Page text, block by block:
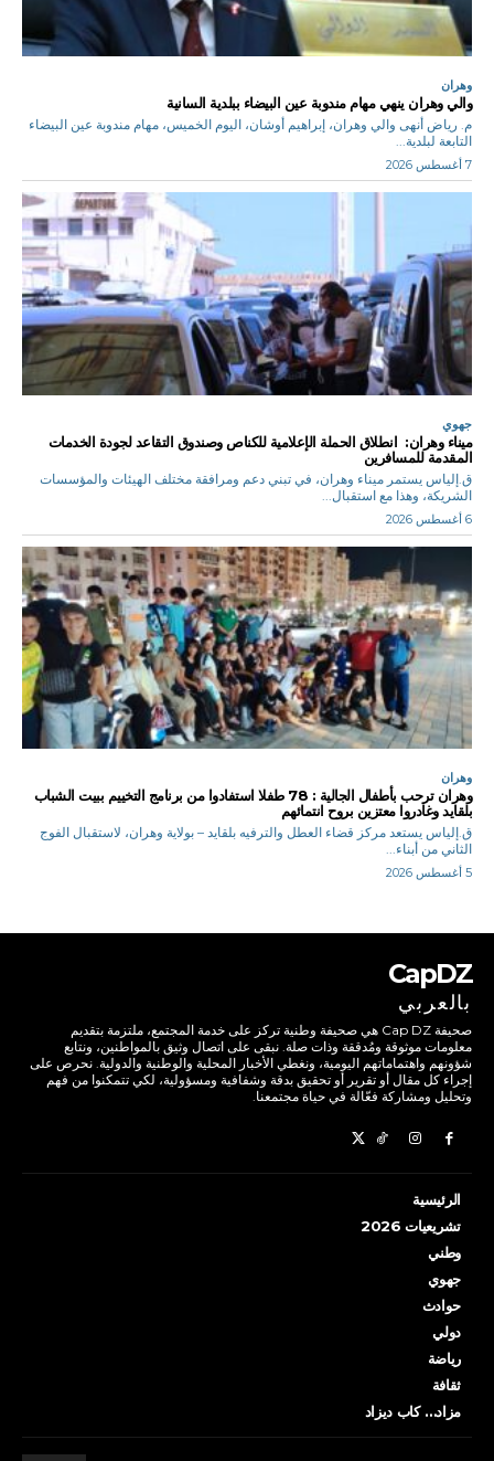
وهران
والي وهران ينهي مهام مندوبة عين البيضاء ببلدية السانية
م. رياض أنهى والي وهران، إبراهيم أوشان، اليوم الخميس، مهام مندوبة عين البيضاء
التابعة لبلدية...
7 أغسطس 2026
جهوي
ميناء وهران: انطلاق الحملة الإعلامية للكناص وصندوق التقاعد لجودة الخدمات
المقدمة للمسافرين
ق.إلياس يستمر ميناء وهران، في تبني دعم ومرافقة مختلف الهيئات والمؤسسات
الشريكة، وهذا مع استقبال...
6 أغسطس 2026
وهران
وهران ترحب بأطفال الجالية : 78 طفلا استفادوا من برنامج التخييم ببيت الشباب
بلقايد وغادروا معتزين بروح انتمائهم
ق.إلياس يستعد مركز قضاء العطل والترفيه بلقايد – بولاية وهران، لاستقبال الفوج
الثاني من أبناء...
5 أغسطس 2026
CapDZ
بالعربي
صحيفة Cap DZ هي صحيفة وطنية تركز على خدمة المجتمع، ملتزمة بتقديم
معلومات موثوقة ومُدققة وذات صلة. نبقى على اتصال وثيق بالمواطنين، ونتابع
شؤونهم واهتماماتهم اليومية، ونغطي الأخبار المحلية والوطنية والدولية. نحرص على
إجراء كل مقال أو تقرير أو تحقيق بدقة وشفافية ومسؤولية، لكي تتمكنوا من فهم
وتحليل ومشاركة فعّالة في حياة مجتمعنا.
الرئيسية
تشريعيات 2026
وطني
جهوي
حوادث
دولي
رياضة
ثقافة
مزاد… كاب ديزاد